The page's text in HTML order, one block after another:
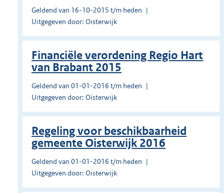
Geldend van 16-10-2015 t/m heden
Uitgegeven door: Oisterwijk
Financiële verordening Regio Hart
van Brabant 2015
Geldend van 01-01-2016 t/m heden
Uitgegeven door: Oisterwijk
Regeling voor beschikbaarheid
gemeente Oisterwijk 2016
Geldend van 01-01-2016 t/m heden
Uitgegeven door: Oisterwijk